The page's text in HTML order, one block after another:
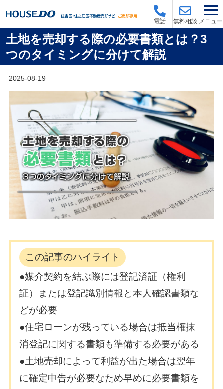
電話 無料相談 メニュー
土地を売却する際の必要書類とは？3
つのタイミングに分けて解説
2025-08-19
この記事のハイライト
●媒介契約を結ぶ際には登記済証（権利
証）または登記識別情報と本人確認書類な
どが必要
●住宅ローンが残っている場合は抵当権抹
消登記に関する書類も準備する必要がある
●土地売却によって利益が出た場合は翌年
に確定申告が必要なため早めに必要書類を